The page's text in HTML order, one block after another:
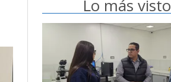
Lo más visto